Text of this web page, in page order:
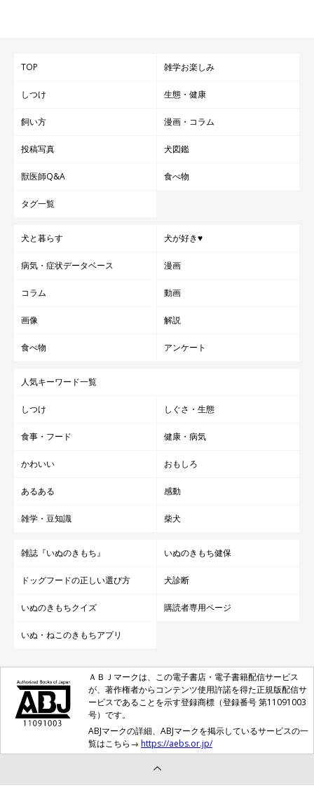
TOP 雑学お楽しみ
しつけ 生態・健康
飼い方 漫画・コラム
投稿写真 犬図鑑
獣医師Q&A 食べ物
タグ一覧
犬と暮らす 犬が好き♥
病気・症状データベース 漫画
コラム 動画
画像 解説
食べ物 アンケート
人気キーワード一覧
しつけ しぐさ・生態
食事・フード 健康・病気
かわいい おもしろ
あるある 感動
雑学・豆知識 柴犬
雑誌『いぬのきもち』 いぬのきもち健保
ドッグフードの正しい選び方 犬診断
いぬのきもちクイズ 購読者専用ページ
いぬ・ねこのきもちアプリ
ＡＢＪマークは、この電子書店・電子書籍配信サービス
が、著作権者からコンテンツ使用許諾を得た正規版配信サ
ービスであることを示す登録商標（登録番号 第11091003
号）です。
ABJマークの詳細、ABJマークを掲示しているサービスの一
覧はこちら→ https://aebs.or.jp/